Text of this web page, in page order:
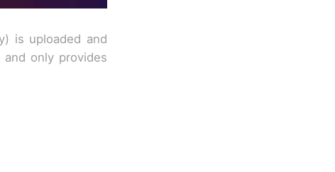
is uploaded and
only provides